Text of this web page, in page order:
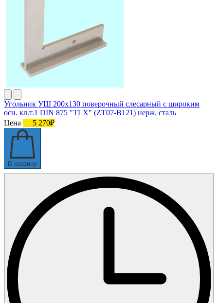
Угольник УШ 200х130 поверочный слесарный с широким
осн. кл.т.1 DIN 875 "TLX" (ZT07-B121) нерж. сталь
Цена
5 270₽
В корзину